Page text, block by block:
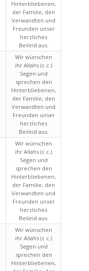
Hinterbliebenen,
der Familie, den
Verwandten und
Freunden unser
herzliches
Beileid aus.
Wir wünschen
ihr Allahs (c.c.)
Segen und
sprechen den
Hinterbliebenen,
der Familie, den
Verwandten und
Freunden unser
herzliches
Beileid aus.
Wir wünschen
ihr Allahs (c.c.)
Segen und
sprechen den
Hinterbliebenen,
der Familie, den
Verwandten und
Freunden unser
herzliches
Beileid aus.
Wir wünschen
ihr Allahs (c.c.)
Segen und
sprechen den
Hinterbliebenen,